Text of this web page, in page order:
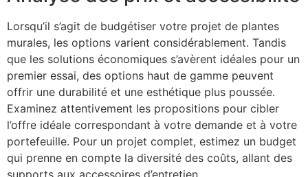
Lorsqu’il s’agit de budgétiser votre projet de plantes
murales, les options varient considérablement. Tandis
que les solutions économiques s’avèrent idéales pour un
premier essai, des options haut de gamme peuvent
offrir une durabilité et une esthétique plus poussée.
Examinez attentivement les propositions pour cibler
l’offre idéale correspondant à votre demande et à votre
portefeuille. Pour un projet complet, estimez un budget
qui prenne en compte la diversité des coûts, allant des
supports aux accessoires d’entretien.